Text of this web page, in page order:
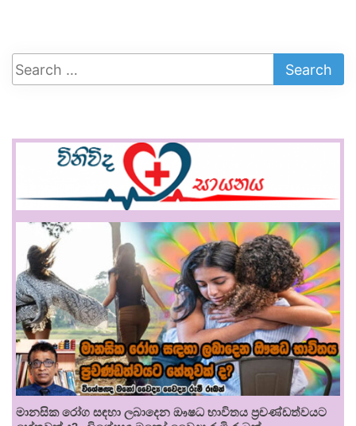
මානසික රෝග සඳහා ලබාදෙන ඖෂධ භාවිතය ප්‍රචණ්ඩත්වයට